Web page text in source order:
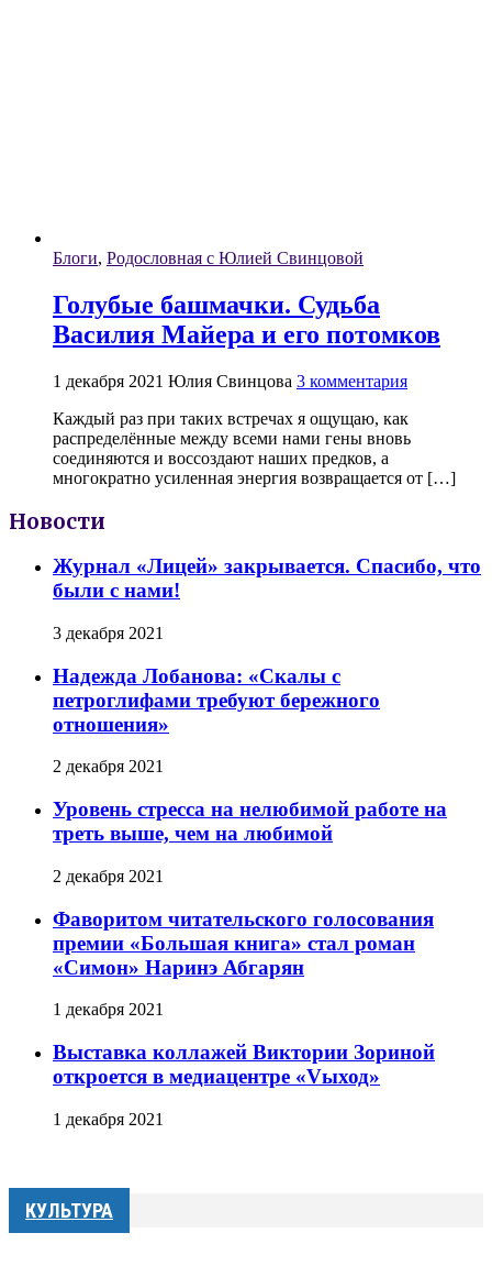
Блоги, Родословная с Юлией Свинцовой
Голубые башмачки. Судьба
Василия Майера и его потомков
1 декабря 2021 Юлия Свинцова 3 комментария
Каждый раз при таких встречах я ощущаю, как
распределённые между всеми нами гены вновь
соединяются и воссоздают наших предков, а
многократно усиленная энергия возвращается от […]
Новости
Журнал «Лицей» закрывается. Спасибо, что
были с нами!
3 декабря 2021
Надежда Лобанова: «Скалы с
петроглифами требуют бережного
отношения»
2 декабря 2021
Уровень стресса на нелюбимой работе на
треть выше, чем на любимой
2 декабря 2021
Фаворитом читательского голосования
премии «Большая книга» стал роман
«Симон» Наринэ Абгарян
1 декабря 2021
Выставка коллажей Виктории Зориной
откроется в медиацентре «Vыход»
1 декабря 2021
КУЛЬТУРА